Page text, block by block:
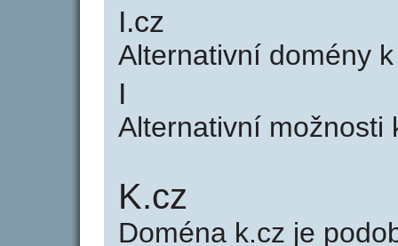
I.cz
Alternativní domény
I
Alternativní možnosti
K.cz
Doména k.cz je